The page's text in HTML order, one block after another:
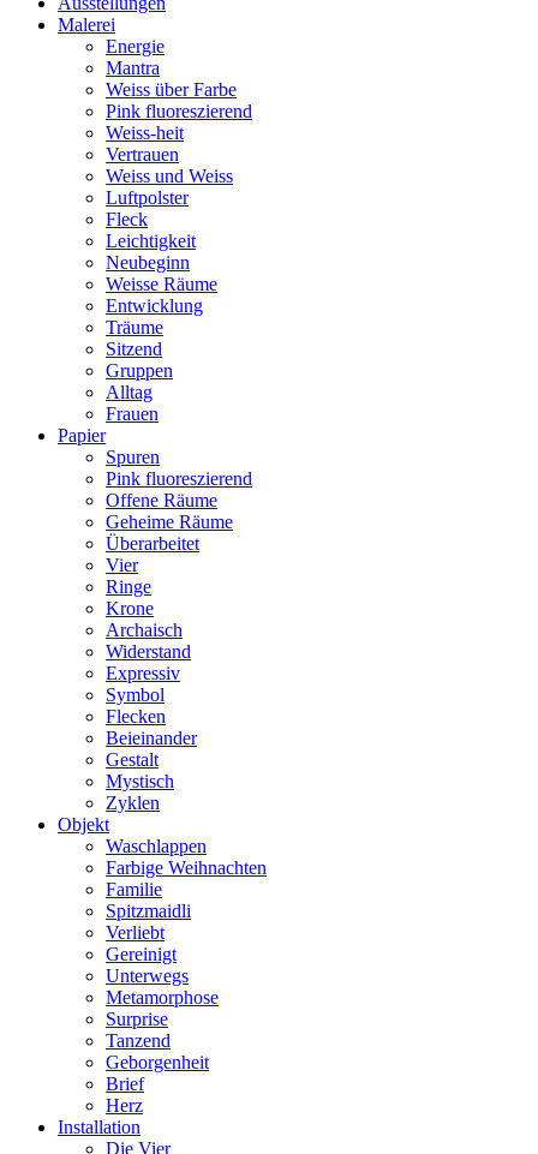
Malerei
Energie
Mantra
Weiss über Farbe
Pink fluoreszierend
Weiss-heit
Vertrauen
Weiss und Weiss
Luftpolster
Fleck
Leichtigkeit
Neubeginn
Weisse Räume
Entwicklung
Träume
Sitzend
Gruppen
Alltag
Frauen
Papier
Spuren
Pink fluoreszierend
Offene Räume
Geheime Räume
Überarbeitet
Vier
Ringe
Krone
Archaisch
Widerstand
Expressiv
Symbol
Flecken
Beieinander
Gestalt
Mystisch
Zyklen
Objekt
Waschlappen
Farbige Weihnachten
Familie
Spitzmaidli
Verliebt
Gereinigt
Unterwegs
Metamorphose
Surprise
Tanzend
Geborgenheit
Brief
Herz
Installation
Die Vier